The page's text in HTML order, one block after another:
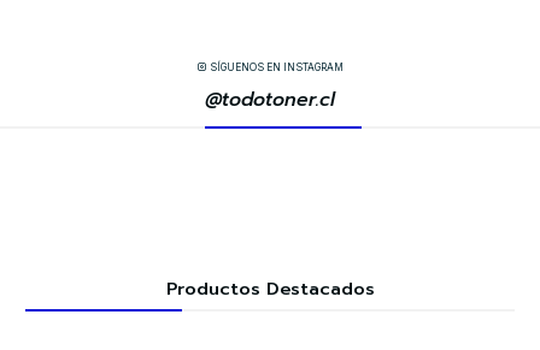
SÍGUENOS EN INSTAGRAM
@todotoner.cl
Productos Destacados